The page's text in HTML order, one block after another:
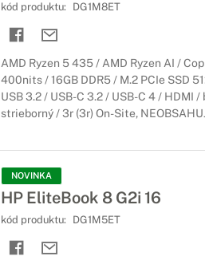
kód produktu: DG1M8ET
AMD Ryzen 5 435 / AMD Ryzen AI /
400nits / 16GB DDR5 / M.2 PCIe SSD
USB 3.2 / USB-C 3.2 / USB-C 4 / HDMI
strieborný / 3r (3r) On-Site,
NOVINKA
HP EliteBook 8 G2i 16
kód produktu: DG1M5ET